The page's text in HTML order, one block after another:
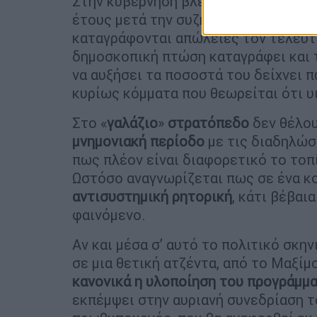
έτους μετά την συζήτηση του
καταγράφονται απώλειες τον
δημοσκοπική πτώση καταγράφει και
να αυξήσει τα ποσοστά του δείχνει
κυρίως κόμματα που θεωρείται ότι
Στο «γαλάζιο» στρατόπεδο δεν
μνημονιακή περίοδο με τις
πως πλέον είναι διαφορετικό το
Ωστόσο αναγνωρίζεται πως σε ένα
αντισυστημική ρητορική, κάτι
φαινόμενο.
Αν και μέσα σ’ αυτό το πολιτικό
σε μια θετική ατζέντα, από το
κανονικά η υλοποίηση του
εκπέμψει στην αυριανή συνεδρίαση